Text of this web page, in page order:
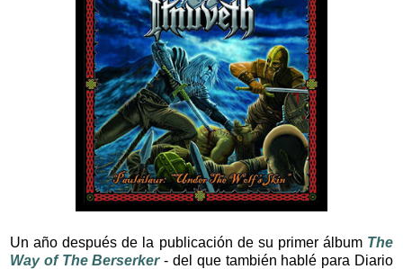
Un año después de la publicación de su primer álbum The
Way of The Berserker- del que también hablé para Diario